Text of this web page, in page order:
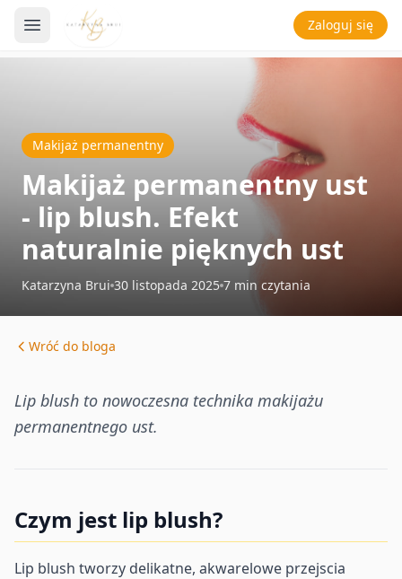
Zaloguj się
Makijaż permanentny
Makijaż permanentny ust
- lip blush. Efekt
naturalnie pięknych ust
Katarzyna Brui 30 listopada 2025 7 min czytania
Wróć do bloga
Lip blush to nowoczesna technika makijażu
permanentnego ust.
Czym jest lip blush?
Lip blush tworzy delikatne, akwarelowe przejscia